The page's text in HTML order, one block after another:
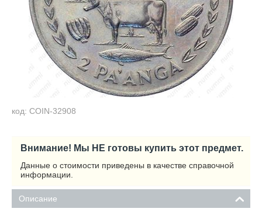
код: COIN-32908
Внимание! Мы НЕ готовы купить этот предмет.
Данные о стоимости приведены в качестве справочной
информации.
Описание